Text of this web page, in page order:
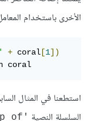
الأخرى باستخدام
+ coral [1])
coral
استطعنا في المثال
'This reef is made up of '